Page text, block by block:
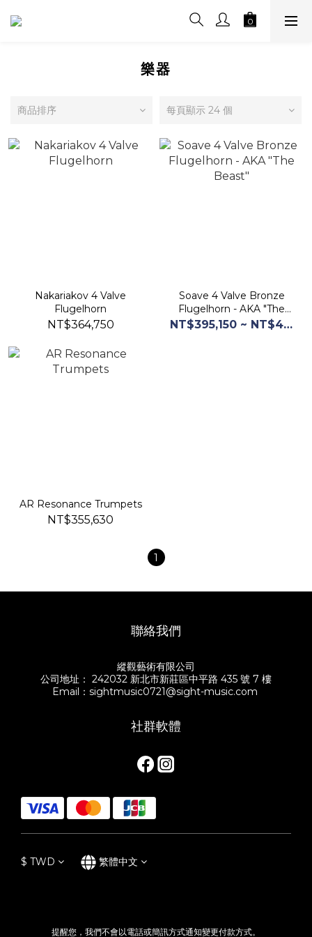
樂器
商品排序 每頁顯示 24 個
Nakariakov 4 Valve
Flugelhorn
NT$364,750
Soave 4 Valve Bronze
Flugelhorn - AKA "The
Beast"
NT$395,150 ~ NT$493,950
AR Resonance Trumpets
NT$355,630
1
聯絡我們
縱觀藝術有限公司
公司地址： 242032 新北市新莊區中平路 435 號 7 樓
Email：sightmusic0721@sight-music.com
社群軟體
$ TWD 繁體中文
提醒您，我們不會以電話或簡訊方式通知變更付款方式。